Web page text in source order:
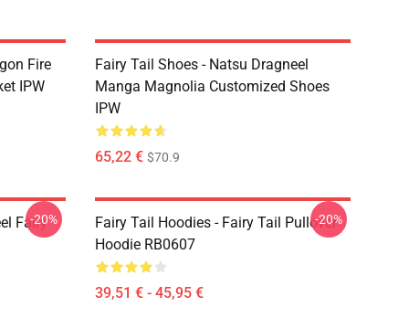
Fire
IPW
Fairy Tail Shoes - Natsu Dragneel
Manga Magnolia Customized Shoes
IPW
65,22 € $70.9
Fairy
-20%
Fairy Tail Hoodies - Fairy Tail Pullover
Hoodie RB0607
39,51 € - 45,95 €
-20%